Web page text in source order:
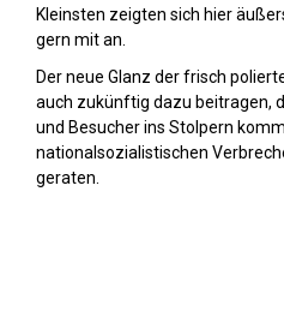
Kleinsten zeigten sich hier
gern mit an.
Der neue Glanz der frisch
auch zukünftig dazu beitragen,
und Besucher ins Stolpern
nationalsozialistischen
geraten.